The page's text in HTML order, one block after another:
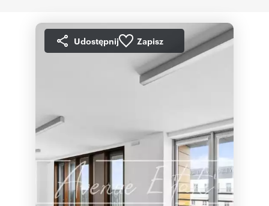
Udostępnij Zapisz